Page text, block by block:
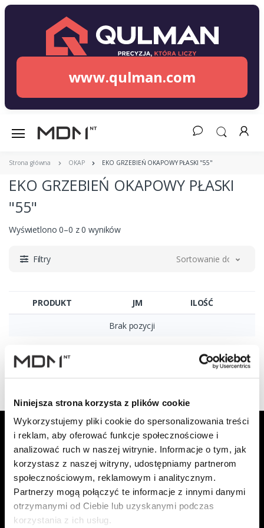
Niniejsza strona korzysta z plików cookie
Wykorzystujemy pliki cookie do spersonalizowania treści
i reklam, aby oferować funkcje społecznościowe i
analizować ruch w naszej witrynie. Informacje o tym, jak
korzystasz z naszej witryny, udostępniamy partnerom
społecznościowym, reklamowym i analitycznym.
Partnerzy mogą połączyć te informacje z innymi danymi
otrzymanymi od Ciebie lub uzyskanymi podczas
korzystania z ich usług.
www.qulman.com
Strona główna OKAP EKO GRZEBIEŃ OKAPOWY PŁASKI "55"
EKO GRZEBIEŃ OKAPOWY PŁASKI
"55"
Wyświetlono 0–0 z 0 wyników
Filtry Sortowanie domyślne
PRODUKT JM ILOŚĆ
Brak pozycji
Zapisz się do Newslettera, aby
otrzymywać informacje o aktualnych
promocjach!
Adres email
Zapisz się
Oświadczam, że zapoznałem się z